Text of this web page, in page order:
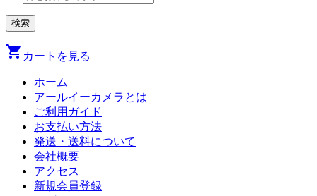
shopping_cart カートを見る
ホーム
アールイーカメラとは
ご利用ガイド
お支払い方法
発送・送料について
会社概要
アクセス
新規会員登録